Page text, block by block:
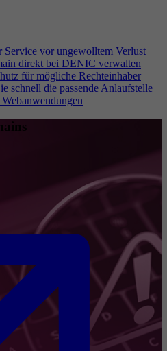
Service vor ungewolltem Verlust
direkt bei DENIC verwalten
für mögliche Rechteinhaber
schnell die passende Anlaufstelle